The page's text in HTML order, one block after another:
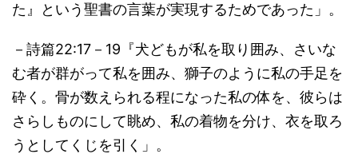
た』という聖書の言葉が実現するためであった」。
－詩篇22:17－19『犬どもが私を取り囲み、さいな
む者が群がって私を囲み、獅子のように私の手足を
砕く。骨が数えられる程になった私の体を、彼らは
さらしものにして眺め、私の着物を分け、衣を取ろ
うとしてくじを引く」。